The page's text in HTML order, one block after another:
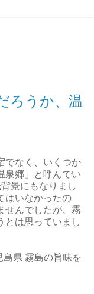
ろうか、温
でなく、いくつか
泉郷」と呼んでい
景にもなりまし
はいなかったの
せんでしたが、霧
とは思っていまし
県 霧島の旨味を